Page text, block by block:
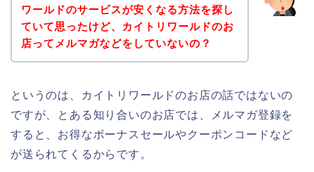
ワールドのサービスが安くなる方法を探し
ていて思ったけど、カイトリワールドのお
店ってメルマガなどをしていないの？
というのは、カイトリワールドのお店の話ではないの
ですが、とある知り合いのお店では、メルマガ登録を
すると、お得なボーナスセールやクーポンコードなど
が送られてくるからです。